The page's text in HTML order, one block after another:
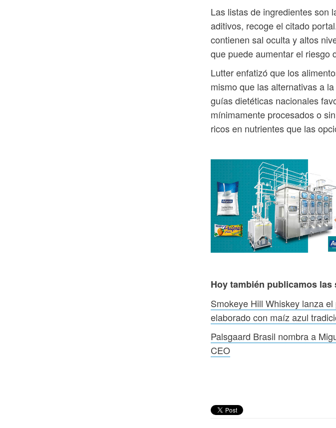
Las listas de ingredientes son
aditivos, recoge el citado
contienen sal oculta y altos
que puede aumentar el riesgo
Lutter enfatizó que los
mismo que las alternativas a
guías dietéticas nacionales
mínimamente procesados ​​o
ricos en nutrientes que las
Hoy también publicamos
Smokeye Hill Whiskey lanza
elaborado con maíz azul
Palsgaard Brasil nombra a
CEO